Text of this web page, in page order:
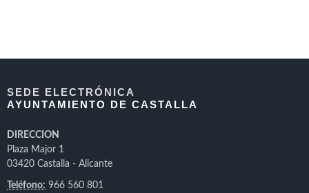
SEDE ELECTRÓNICA
AYUNTAMIENTO DE CASTALLA
DIRECCION
Plaza Major 1
03420 Castalla - Alicante
Teléfono: 966 560 801